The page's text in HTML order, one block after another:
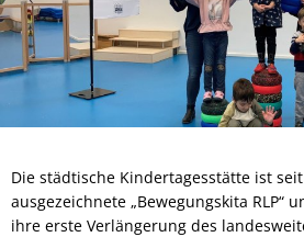
Die städtische Kindertagesstätte ist
ausgezeichnete „Bewegungskita RLP“
ihre erste Verlängerung des